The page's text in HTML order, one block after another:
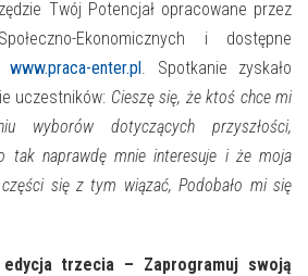
Twój Potencjał opracowane przez
Ekonomicznych i dostępne
www.praca-enter.pl. Spotkanie zyskało
uczestników: Cieszę się, że ktoś chce mi
wyborów dotyczących przyszłości,
tak naprawdę mnie interesuje i że moja
się z tym wiązać, Podobało mi się
trzecia – Zaprogramuj swoją